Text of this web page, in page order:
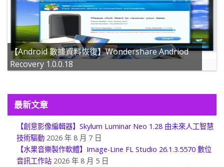
【Android 數據資料恢復】Wondershare Andriod
Recovery 1.0.0.18
最新文章
【創意影像編輯器】Skylum Luminar Neo 1.28 由未來人工智慧
技術驅動 2026 年 8 月 7 日
【水果音樂製作軟體】Image-Line FL Studio 26.1.3.5570 數位
音訊工作站 2026 年 8 月 5 日